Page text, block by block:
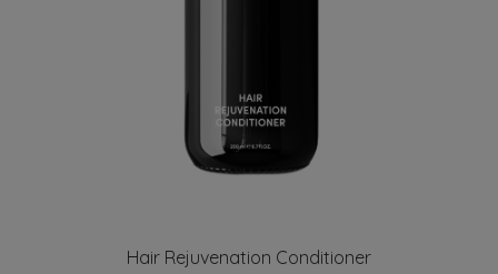
Hair Rejuvenation Conditioner